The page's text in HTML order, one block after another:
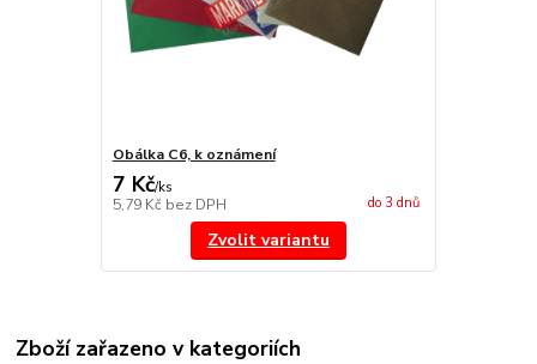
Obálka C6, k oznámení
7 Kč/ks
5,79 Kč bez DPH do 3 dnů
Zvolit variantu
Zboží zařazeno v kategoriích